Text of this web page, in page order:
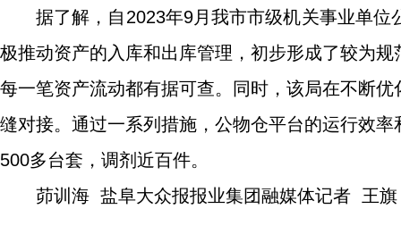
据了解，自2023年9月我市市级机关事业单
极推动资产的入库和出库管理，初步形成了较为
每一笔资产流动都有据可查。同时，该局在不断
缝对接。通过一系列措施，公物仓平台的运行效
500多台套，调剂近百件。
茆训海 盐阜大众报报业集团融媒体记者 王旗